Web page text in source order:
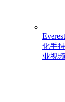
化手
业视